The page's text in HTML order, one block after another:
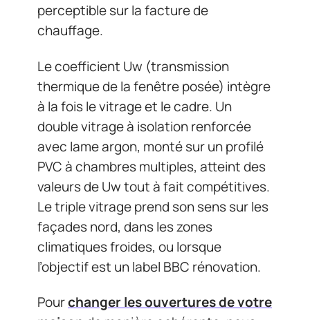
perceptible sur la facture de
chauffage.
Le coefficient Uw (transmission
thermique de la fenêtre posée) intègre
à la fois le vitrage et le cadre. Un
double vitrage à isolation renforcée
avec lame argon, monté sur un profilé
PVC à chambres multiples, atteint des
valeurs de Uw tout à fait compétitives.
Le triple vitrage prend son sens sur les
façades nord, dans les zones
climatiques froides, ou lorsque
l’objectif est un label BBC rénovation.
Pourchanger les ouvertures de votre